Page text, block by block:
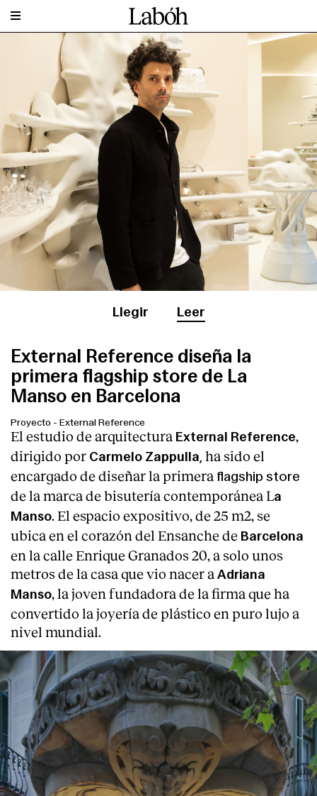
Llegir Leer
External Reference diseña la
primera flagship store de La
Manso en Barcelona
Proyecto - External Reference
El estudio de arquitectura External Reference,
dirigido por Carmelo Zappulla, ha sido el
encargado de diseñar la primera flagship store
de la marca de bisutería contemporánea La
Manso. El espacio expositivo, de 25 m2, se
ubica en el corazón del Ensanche de Barcelona
en la calle Enrique Granados 20, a solo unos
metros de la casa que vio nacer a Adriana
Manso, la joven fundadora de la firma que ha
convertido la joyería de plástico en puro lujo a
nivel mundial.